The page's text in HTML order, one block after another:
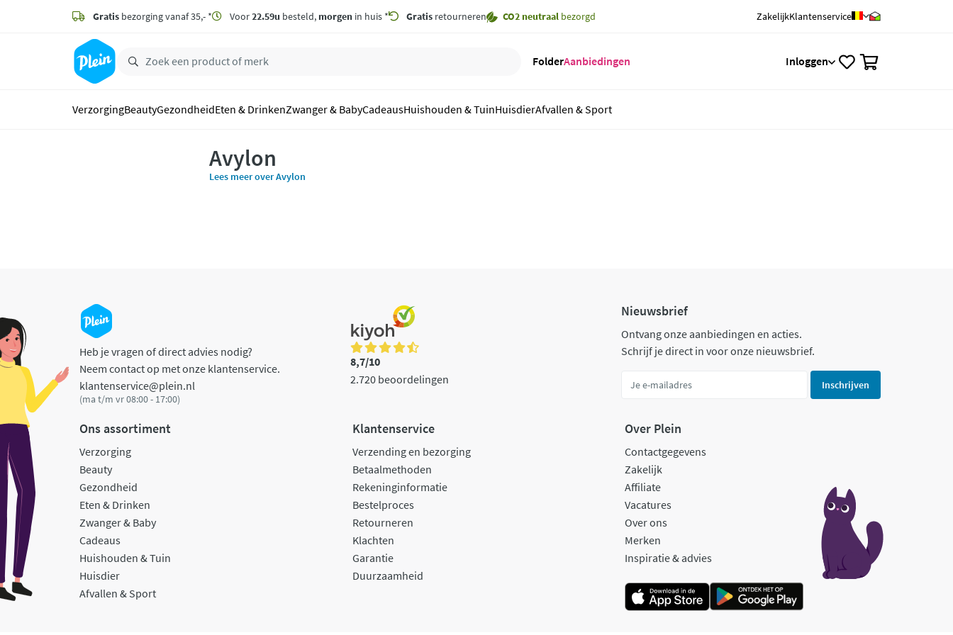
zoeken
hoofdinhoud
Gratis bezorging vanaf 35,- * Voor22.59u besteld, morgen in huis * Gratis retourneren CO2 neutraal bezorgd ZakelijkKlantenservice
FolderAanbiedingen Inloggen
VerzorgingBeautyGezondheidEten & DrinkenZwanger & BabyCadeausHuishouden & TuinHuisdierAfvallen & Sport
Avylon
Lees meer over Avylon
Heb je vragen of direct advies nodig?
Neem contact op met onze klantenservice.
klantenservice@plein.nl
(ma t/m vr 08:00 - 17:00)
8,7/10
2.720 beoordelingen
Nieuwsbrief
Ontvang onze aanbiedingen en acties.
Schrijf je direct in voor onze nieuwsbrief.
Inschrijven
Ons assortiment
Verzorging
Beauty
Gezondheid
Eten & Drinken
Zwanger & Baby
Cadeaus
Huishouden & Tuin
Huisdier
Afvallen & Sport
Klantenservice
Verzending en bezorging
Betaalmethoden
Rekeninginformatie
Bestelproces
Retourneren
Klachten
Garantie
Duurzaamheid
Over Plein
Contactgegevens
Zakelijk
Affiliate
Vacatures
Over ons
Merken
Inspiratie & advies